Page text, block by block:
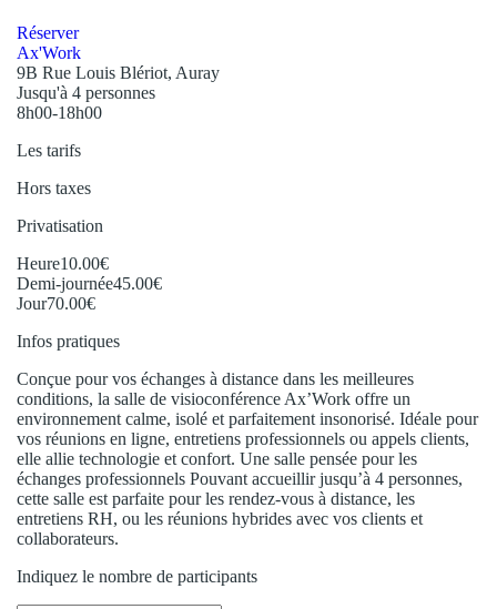
Réserver
Ax'Work
9B Rue Louis Blériot, Auray
Jusqu'à 4 personnes
8h00-18h00
Les tarifs
Hors taxes
Privatisation
Heure10.00€
Demi-journée45.00€
Jour70.00€
Infos pratiques
Conçue pour vos échanges à distance dans les meilleures
conditions, la salle de visioconférence Ax’Work offre un
environnement calme, isolé et parfaitement insonorisé. Idéale pour
vos réunions en ligne, entretiens professionnels ou appels clients,
elle allie technologie et confort. Une salle pensée pour les
échanges professionnels Pouvant accueillir jusqu’à 4 personnes,
cette salle est parfaite pour les rendez-vous à distance, les
entretiens RH, ou les réunions hybrides avec vos clients et
collaborateurs.
Indiquez le nombre de participants